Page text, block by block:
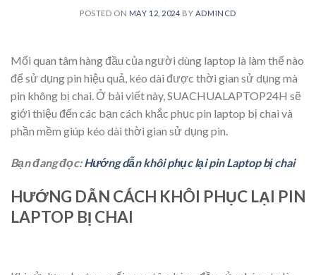
POSTED ON MAY 12, 2024 BY ADMINCD
Mối quan tâm hàng đầu của người dùng laptop là làm thế nào
để sử dụng pin hiệu quả, kéo dài được thời gian sử dụng mà
pin không bị chai. Ở bài viết này, SUACHUALAPTOP24H sẽ
giới thiệu đến các bạn cách khắc phục pin laptop bị chai và
phần mềm giúp kéo dài thời gian sử dụng pin.
Bạn đang đọc:Hướng dẫn khôi phục lại pin Laptop bị chai
HƯỚNG DẪN CÁCH KHÔI PHỤC LẠI PIN
LAPTOP BỊ CHAI